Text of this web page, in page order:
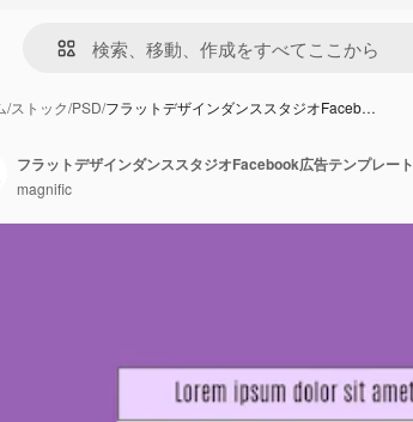
/ストック/PSD/フラットデザインダンススタジオFaceb…
フラットデザインダンススタジオFacebook広告テンプレート
magnific